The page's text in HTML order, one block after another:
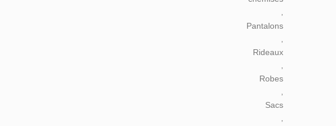
,
Pantalons
Rideaux
Robes
Sacs
,